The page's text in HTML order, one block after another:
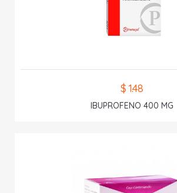
$ 1.48
IBUPROFENO 400 MG